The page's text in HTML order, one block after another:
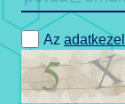
Az